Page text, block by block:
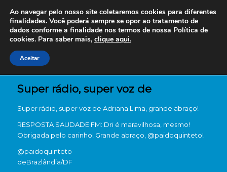
Super rádio, super voz de
Super rádio, super voz de Adriana Lima, grande abraço!
RESPOSTA SAUDADE FM: Dri é maravilhosa, mesmo!
Obrigada pelo carinho! Grande abraço, @paidoquinteto!
@paidoquinteto
deBrazlândia/DF
Ao navegar pelo nosso site coletaremos cookies para diferentes
finalidades. Você poderá sempre se opor ao tratamento de
dados conforme a finalidade nos termos de nossa Política de
cookies. Para saber mais, clique aqui.
Aceitar